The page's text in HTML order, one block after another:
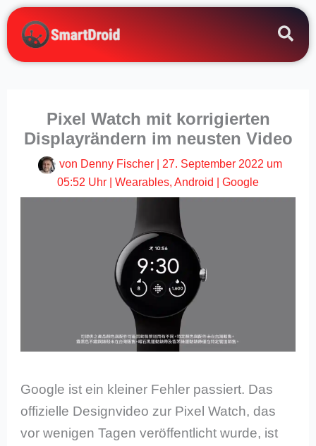
Zum
Inhalt
springen
Pixel Watch mit korrigierten
Displayrändern im neusten Video
von Denny Fischer
27. September 2022 um
05:52 Uhr
Wearables, Android Google
Google ist ein kleiner Fehler passiert. Das
offizielle Designvideo zur Pixel Watch, das
vor wenigen Tagen veröffentlicht wurde, ist